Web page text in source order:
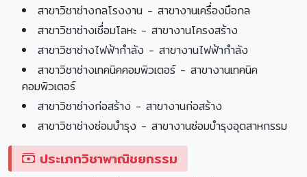
สาขาวิชาช่างกลโรงงาน - สาขางานเครื่องมือกล
สาขาวิชาช่างเชื่อมโลหะ - สาขางานโครงสร้าง
สาขาวิชาช่างไฟฟ้ากำลัง - สาขางานไฟฟ้ากำลัง
สาขาวิชาช่างเทคนิคคอมพิวเตอร์ - สาขางานเทคนิค
คอมพิวเตอร์
สาขาวิชาช่างก่อสร้าง - สาขางานก่อสร้าง
สาขาวิชาช่างซ่อมบำรุง - สาขางานซ่อมบำรุงอุตสาหกรรม
ประเภทวิชาพาณิชยกรรม